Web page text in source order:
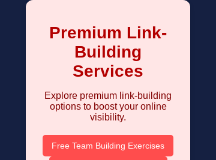
Premium Link-
Building
Services
Explore premium link-building
options to boost your online
visibility.
Free Team Building Exercises